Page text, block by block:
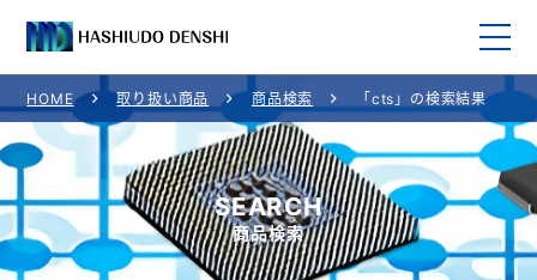
HOME
取り扱い商品
取り扱いメーカー
HOME 取り扱い商品 商品検索 「cts」の検索結果
SEARCH
商品検索